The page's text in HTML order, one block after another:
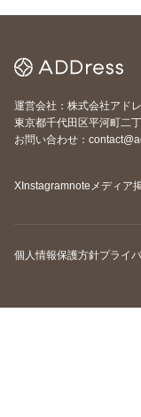
運営会社：株式会社アド
東京都千代田区平河町二
お問い合わせ：
XInstagramnote メディア
個人情報保護方針プライ